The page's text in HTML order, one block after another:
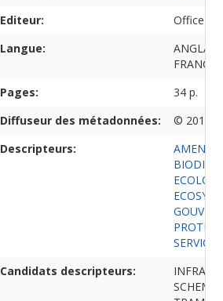
Editeur:
Office
Langue:
ANGLAIS
Pages:
34 p.
Diffuseur des métadonnées:
© 2017
Descripteurs:
SERVICE
Candidats descripteurs:
SCHEMA